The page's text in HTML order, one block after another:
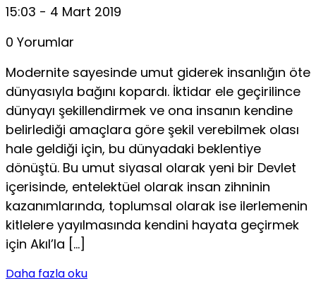
15:03 - 4 Mart 2019
0 Yorumlar
Modernite sayesinde umut giderek insanlığın öte
dünyasıyla bağını kopardı. İktidar ele geçirilince
dünyayı şekillendirmek ve ona insanın kendine
belirlediği amaçlara göre şekil verebilmek olası
hale geldiği için, bu dünyadaki beklentiye
dönüştü. Bu umut siyasal olarak yeni bir Devlet
içerisinde, entelektüel olarak insan zihninin
kazanımlarında, toplumsal olarak ise ilerlemenin
kitlelere yayılmasında kendini hayata geçirmek
için Akıl’la […]
Daha fazla oku